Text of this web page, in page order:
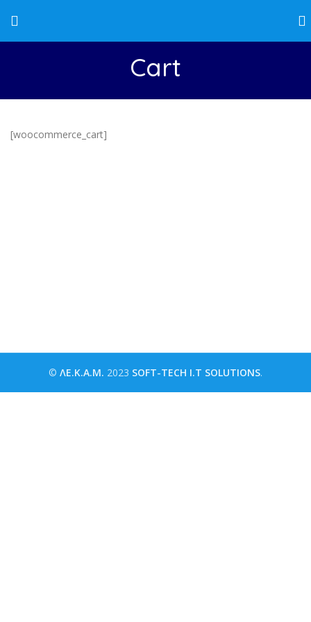
Cart
[woocommerce_cart]
© ΛΕ.Κ.Α.Μ. 2023 SOFT-TECH I.T SOLUTIONS.